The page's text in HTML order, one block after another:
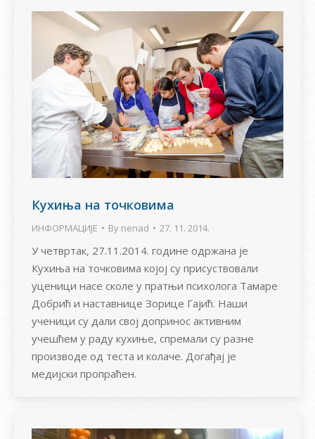
Кухиња на точковима
ИНФОРМАЦИЈЕ By nenad 27. 11. 2014.
У четвртак, 27.11.2014. године одржана је
Кухиња на точковима којој су присуствовали
уценици насе сколе у пратњи психолога Тамаре
Добрић и наставнице Зорице Гајић. Наши
ученици су дали свој допринос активним
учешћем у раду кухиње, спремали су разне
производе од теста и колаче. Догађај је
медијски пропраћен.